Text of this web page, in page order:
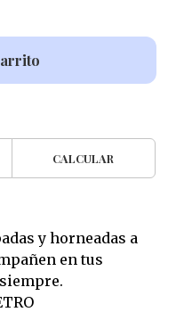
CALCULAR
y horneadas a
en tus